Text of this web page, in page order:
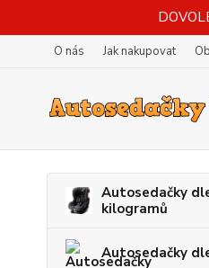
O nás Jak nakupovat
Autosedačky
kilogramů
Autosedačky